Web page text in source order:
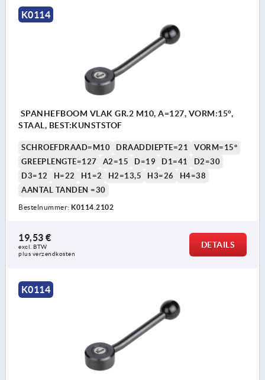
K0114
SPANHEFBOOM VLAK GR.2 M10, A=127, VORM:15°,
STAAL, BEST:KUNSTSTOF
SCHROEFDRAAD=M10 DRAADDIEPTE=21
VORM=15°
GREEPLENGTE=127
A2=15 D=19 D1=41
D2=30
D3=12
H=22 H1=2 H2=13,5 H3=26
H4=38
AANTAL TANDEN =30
Bestelnummer: K0114.2102
19,53 €
excl. BTW
plus verzendkosten
DETAILS
K0114